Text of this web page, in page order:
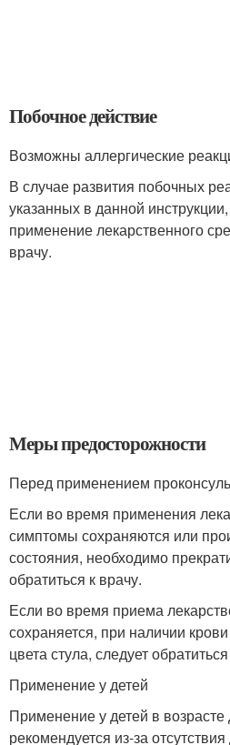
Побочное действие
Возможны аллергические
В случае развития побочных
указанных в данной
применение лекарственного
врачу.
Меры предосторожности
Перед применением
Если во время применения
симптомы сохраняются или
состояния, необходимо
обратиться к врачу.
Если во время приема
сохраняется, при наличии
цвета стула, следует
Применение у детей
Применение у детей в возрасте
рекомендуется из-за